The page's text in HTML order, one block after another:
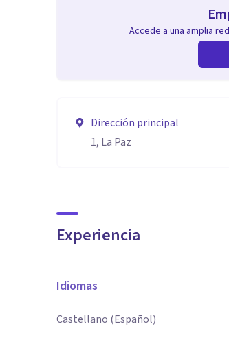
Accede a una amplia
Dirección principal
1, La Paz
Experiencia
Idiomas
Castellano (Español)